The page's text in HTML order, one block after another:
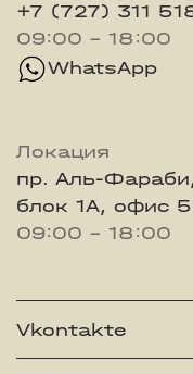
+7 (727) 311
09:00 - 18:00
WhatsApp
Локация
пр. Аль-
блок 1А, офис
09:00 - 18:00
Vkontakte